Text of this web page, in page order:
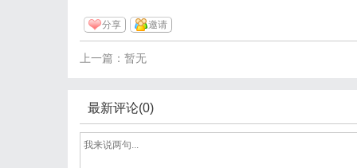
分享 邀请
上一篇：暂无
最新评论(0)